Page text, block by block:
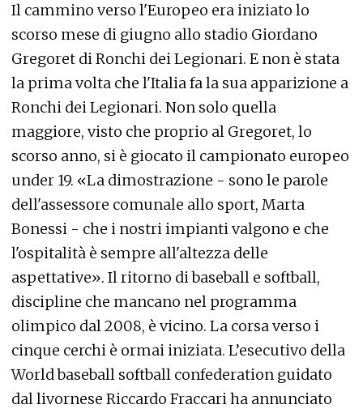
Il cammino verso l'Europeo era iniziato lo
scorso mese di giugno allo stadio Giordano
Gregoret di Ronchi dei Legionari. E non è stata
la prima volta che l'Italia fa la sua apparizione a
Ronchi dei Legionari. Non solo quella
maggiore, visto che proprio al Gregoret, lo
scorso anno, si è giocato il campionato europeo
under 19. «La dimostrazione - sono le parole
dell'assessore comunale allo sport, Marta
Bonessi - che i nostri impianti valgono e che
l'ospitalità è sempre all'altezza delle
aspettative». Il ritorno di baseball e softball,
discipline che mancano nel programma
olimpico dal 2008, è vicino. La corsa verso i
cinque cerchi è ormai iniziata. L’esecutivo della
World baseball softball confederation guidato
dal livornese Riccardo Fraccari ha annunciato